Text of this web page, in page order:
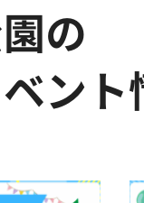
の
ント